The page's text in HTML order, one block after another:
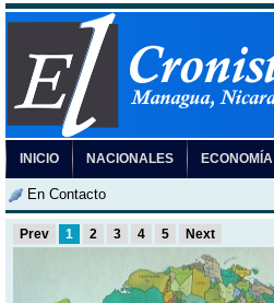
INICIO NACIONALES ECONOMÍA
En Contacto
Prev 1 2 3 4 5 Next